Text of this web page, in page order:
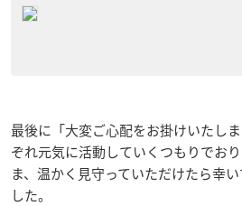
最後に「大変ご心配をお掛けいたし
ぞれ元気に活動していくつもりでお
ま、温かく見守っていただけたら幸
した。